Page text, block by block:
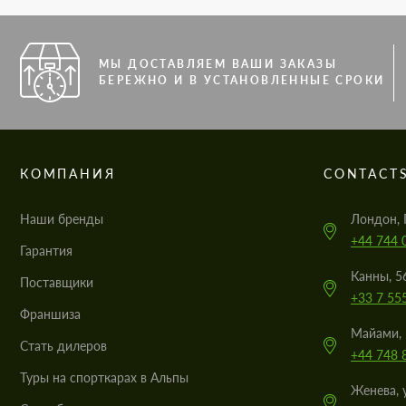
МЫ ДОСТАВЛЯЕМ ВАШИ ЗАКАЗЫ
БЕРЕЖНО И В УСТАНОВЛЕННЫЕ СРОКИ
КОМПАНИЯ
Наши бренды
Гарантия
Поставщики
Франшиза
Стать дилеров
Туры на спорткарах в Альпы
Лондон,
+44 744
Канны,
+33 7
Майами,
+44 748
Женева,